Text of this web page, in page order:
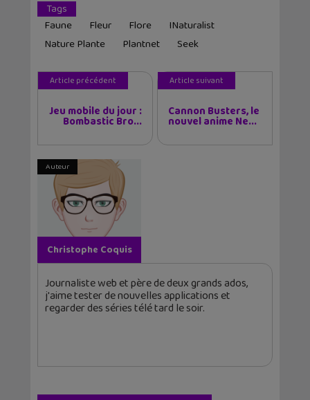
Tags
Faune
Fleur Flore
INaturalist
Nature Plante
Plantnet Seek
Article précédent
Jeu mobile du jour :
Bombastic Bro...
Article suivant
Cannon Busters, le
nouvel anime Ne...
Auteur
Christophe Coquis
Journaliste web et père de deux grands ados,
j'aime tester de nouvelles applications et
regarder des séries télé tard le soir.